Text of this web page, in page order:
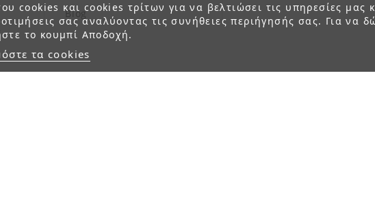
Blog
cookies και cookies τρίτων για να βελτιώσει τις υπηρεσίες μας
σας αναλύοντας τις συνήθειες περιήγησής σας. Για να
το κουμπί Αποδοχή.
τα cookies